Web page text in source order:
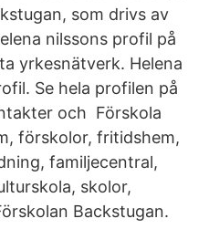
som drivs av
nilssons profil på
yrkesnätverk. Helena
Se hela profilen på
och Förskola
förskolor, fritidshem,
familjecentral,
skolor,
Backstugan.